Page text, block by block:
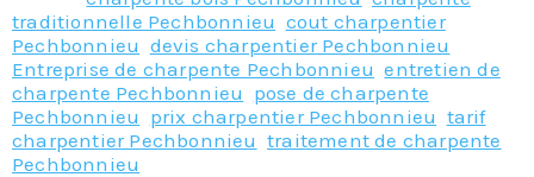
traditionnelle Pechbonnieu cout charpentier
Pechbonnieu devis charpentier Pechbonnieu
Entreprise de charpente Pechbonnieu ,entretien de
charpente Pechbonnieu pose de charpente
Pechbonnieu prix charpentier Pechbonnieu tarif
charpentier Pechbonnieu ,traitement de charpente
Pechbonnieu